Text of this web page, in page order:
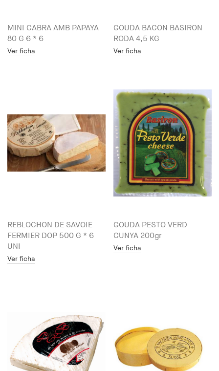
MINI CABRA AMB PAPAYA
80 G 6 * 6
Ver ficha
GOUDA BACON BASIRON
RODA 4,5 KG
Ver ficha
REBLOCHON DE SAVOIE
FERMIER DOP 500 G * 6
UNI
Ver ficha
GOUDA PESTO VERD
CUNYA 200gr
Ver ficha